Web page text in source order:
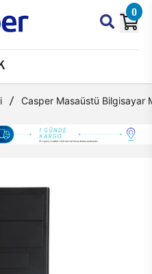
0
Casper Masaüstü Bilgisayar